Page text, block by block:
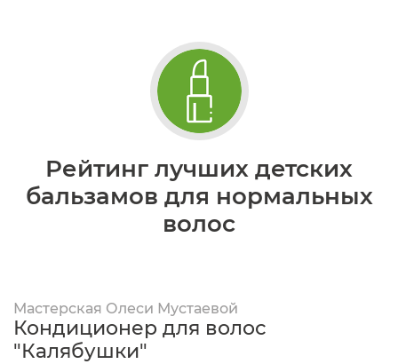
Рейтинг лучших детских
бальзамов для нормальных
волос
Мастерская Олеси Мустаевой
Кондиционер для волос
"Калябушки"